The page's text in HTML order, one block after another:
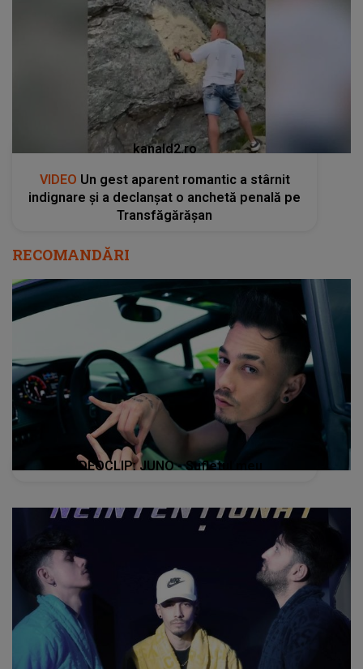
kanald2.ro
VIDEO Un gest aparent romantic a stârnit
indignare și a declanșat o anchetă penală pe
Transfăgărășan
RECOMANDĂRI
VIDEOCLIP: JUNO - Sufletul meu